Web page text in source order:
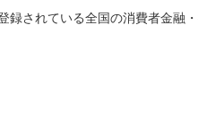
録されている全国の消費者金融